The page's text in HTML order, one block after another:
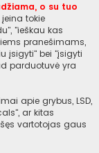
o su tuo
tokie
"ieškau kas
pranešimams,
įsigyti" bei "įsigyti
parduotuvė yra
apie grybus, LSD,
ar kitas
vartotojas gaus